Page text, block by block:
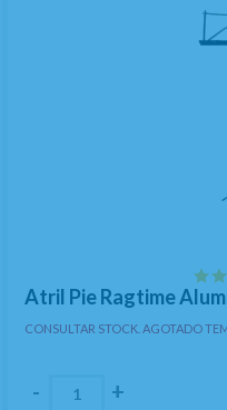
Atril Pie Ragtime
CONSULTAR STOCK. AGOTADO
- +